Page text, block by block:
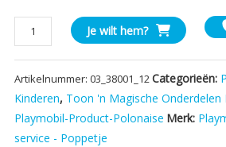
Playmobil
Kind
Meisje
Broek
lang
Blauw
-
Je wilt hem?
Artikelnummer: 03_38001_12Categorieën:
Kinderen, Toon 'n Magische Onderdelen
Playmobil-Product-Polonaise Merk:
service - Poppetje